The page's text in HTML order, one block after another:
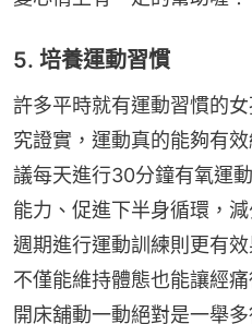
5. 培養運動習慣
許多平時就有運動習慣的
究證實，運動真的能夠有
議每天進行30分鐘有氧運
能力、促進下半身循環，
週期進行運動訓練則更有
不僅能維持體態也能讓經
開床舖動一動絕對是一舉多